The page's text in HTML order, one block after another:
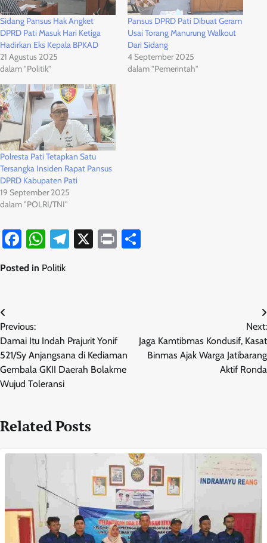
Sidang Pansus Hak Angket
DPRD Pati Masuk Hari Ketiga
Hadirkan Eks Kepala BPKAD
21 Agustus 2025
dalam "Politik"
Pansus DPRD Pati Dibuat Geram
Usai Torang Manurung Walkout
Dari Sidang
4 September 2025
dalam "Pemerintah"
Polresta Pati Tetapkan Satu
Tersangka Insiden Rapat Pansus
DPRD Kabupaten Pati
19 September 2025
dalam "POLRI/TNI"
Facebook
WhatsApp
Telegram
X Print
Posted in Politik
Navigasi
pos
Previous:
Damai Itu Indah Prajurit Yonif
521/Sy Anjangsana di Kediaman
Gembala GKII Daerah Bolakme
Wujud Toleransi
Next:
Jaga Kamtibmas Kondusif, Kasat
Binmas Ajak Warga Jatibarang
Aktif Ronda
Related Posts